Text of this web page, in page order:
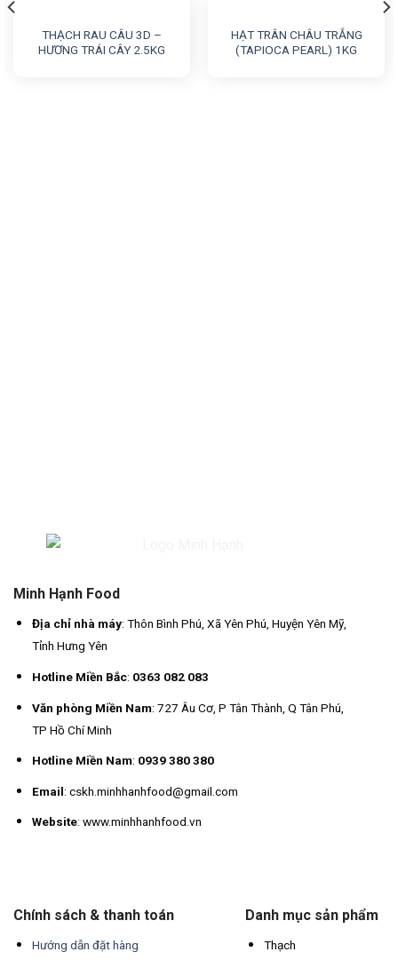
THẠCH RAU CÂU 3D –
HƯƠNG TRÁI CÂY 2.5KG
HẠT TRÂN CHÂU TRẮNG
(TAPIOCA PEARL) 1KG
Minh Hạnh Food
Địa chỉ nhà máy: Thôn Bình Phú, Xã Yên Phú, Huyện Yên Mỹ,
Tỉnh Hưng Yên
Hotline Miền Bắc: 0363 082 083
Văn phòng Miền Nam: 727 Âu Cơ, P Tân Thành, Q Tân Phú,
TP Hồ Chí Minh
Hotline Miền Nam: 0939 380 380
Email: cskh.minhhanhfood@gmail.com
Website: www.minhhanhfood.vn
Chính sách & thanh toán
Hướng dẫn đặt hàng
Danh mục sản phẩm
Thạch